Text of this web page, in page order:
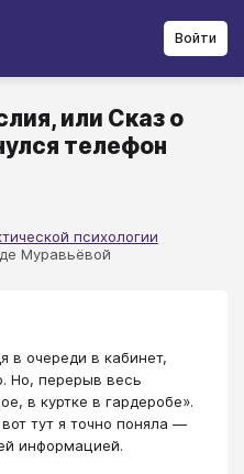
Войти
или Сказ о
телефон
психологии
Муравьёвой
в очереди в кабинет,
Но, перерыв весь
в куртке в гардеробе».
тут я точно поняла —
информацией.